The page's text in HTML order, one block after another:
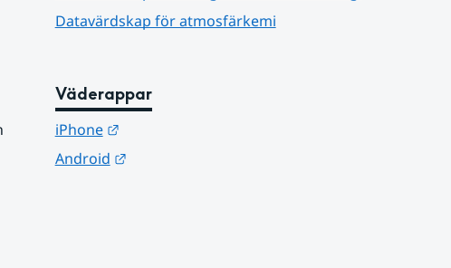
Datavärdskap för atmosfärkemi
Väderappar
iPhone
Länk till annan webbplats.
Android
Länk till annan webbplats.